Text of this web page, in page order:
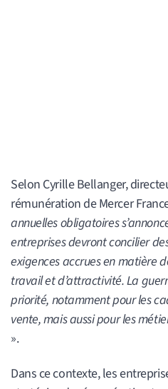
Selon Cyrille Bellanger,
rémunération de Mercer
annuelles obligatoires
entreprises devront concilier
exigences accrues en matière
travail et d’attractivité. La
priorité, notamment pour les
vente, mais aussi pour les
».
Dans ce contexte, les